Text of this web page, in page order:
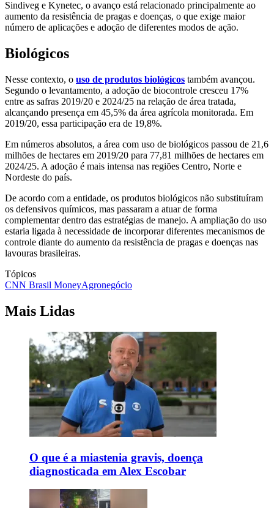
Sindiveg e Kynetec, o avanço está relacionado principalmente ao
aumento da resistência de pragas e doenças, o que exige maior
número de aplicações e adoção de diferentes modos de ação.
Biológicos
Nesse contexto, o uso de produtos biológicos também avançou.
Segundo o levantamento, a adoção de biocontrole cresceu 17%
entre as safras 2019/20 e 2024/25 na relação de área tratada,
alcançando presença em 45,5% da área agrícola monitorada. Em
2019/20, essa participação era de 19,8%.
Em números absolutos, a área com uso de biológicos passou de 21,6
milhões de hectares em 2019/20 para 77,81 milhões de hectares em
2024/25. A adoção é mais intensa nas regiões Centro, Norte e
Nordeste do país.
De acordo com a entidade, os produtos biológicos não substituíram
os defensivos químicos, mas passaram a atuar de forma
complementar dentro das estratégias de manejo. A ampliação do uso
estaria ligada à necessidade de incorporar diferentes mecanismos de
controle diante do aumento da resistência de pragas e doenças nas
lavouras brasileiras.
Tópicos
CNN Brasil MoneyAgronegócio
Mais Lidas
O que é a miastenia gravis, doença
diagnosticada em Alex Escobar